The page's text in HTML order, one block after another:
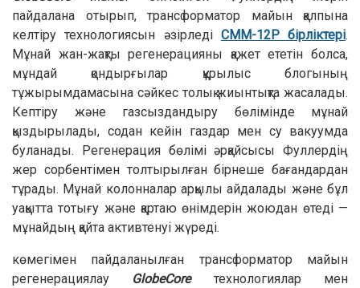
пайдалана отырып, трансформатор майын қалпына
келтіру технологиясын әзірледі CMM-12Р бірліктері.
Мұнай жан-жақты регенерацияны қажет ететін болса,
мұндай қондырғылар құрылыс блогының
тұжырымдамасына сәйкес толық жиынтықта жасалады.
Кептіру және газсыздандыру бөлімінде мұнай
қыздырылады, содан кейін газдар мен су вакуумда
буланады. Регенерация бөлімі әрқайсысы Фуллердің
жер сорбентімен толтырылған бірнеше бағандардан
тұрады. Мұнай колонналар арқылы айдалады және бұл
уақытта тотығу және қартаю өнімдерін жоюдан өтеді —
мұнайдың қайта активтенуі жүреді.
көмегімен пайдаланылған трансформатор майын
регенерациялау GlobeCoreтехнологиялар мен